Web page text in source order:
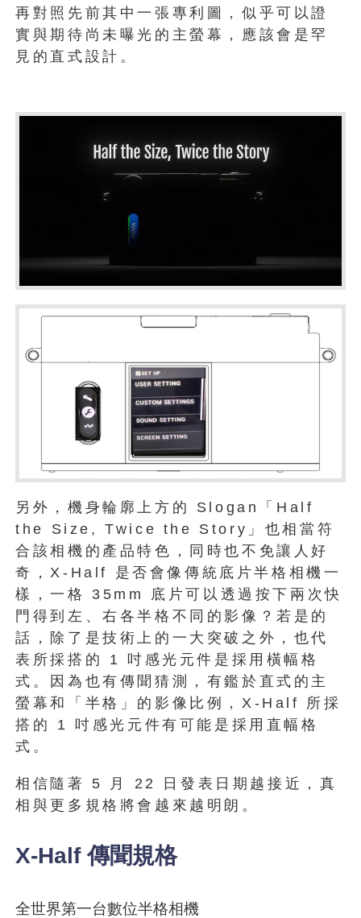
再對照先前其中一張專利圖，似乎可以證
實與期待尚未曝光的主螢幕，應該會是罕
見的直式設計。
另外，機身輪廓上方的 Slogan「Half
the Size, Twice the Story」也相當符
合該相機的產品特色，同時也不免讓人好
奇，X-Half 是否會像傳統底片半格相機一
樣，一格 35mm 底片可以透過按下兩次快
門得到左、右各半格不同的影像？若是的
話，除了是技術上的一大突破之外，也代
表所採搭的 1 吋感光元件是採用橫幅格
式。因為也有傳聞猜測，有鑑於直式的主
螢幕和「半格」的影像比例，X-Half 所採
搭的 1 吋感光元件有可能是採用直幅格
式。
相信隨著 5 月 22 日發表日期越接近，真
相與更多規格將會越來越明朗。
X-Half 傳聞規格
全世界第一台數位半格相機